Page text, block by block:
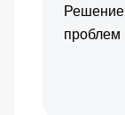
Решение
проблем